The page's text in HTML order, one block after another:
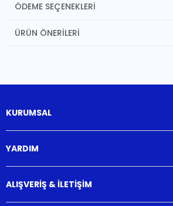
ÖDEME SEÇENEKLERI
ÜRÜN ÖNERILERI
KURUMSAL
YARDIM
ALIŞVERİŞ & İLETİŞİM